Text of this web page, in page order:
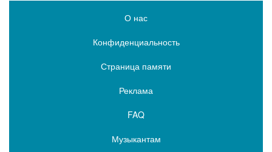
О нас
Конфиденциальность
Страница памяти
Реклама
FAQ
Музыкантам